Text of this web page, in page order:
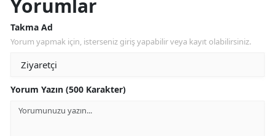
Yorumlar
Takma Ad
Yorum yapmak için, isterseniz giriş yapabilir veya kayıt olabilirsiniz.
Yorum Yazın (500 Karakter)